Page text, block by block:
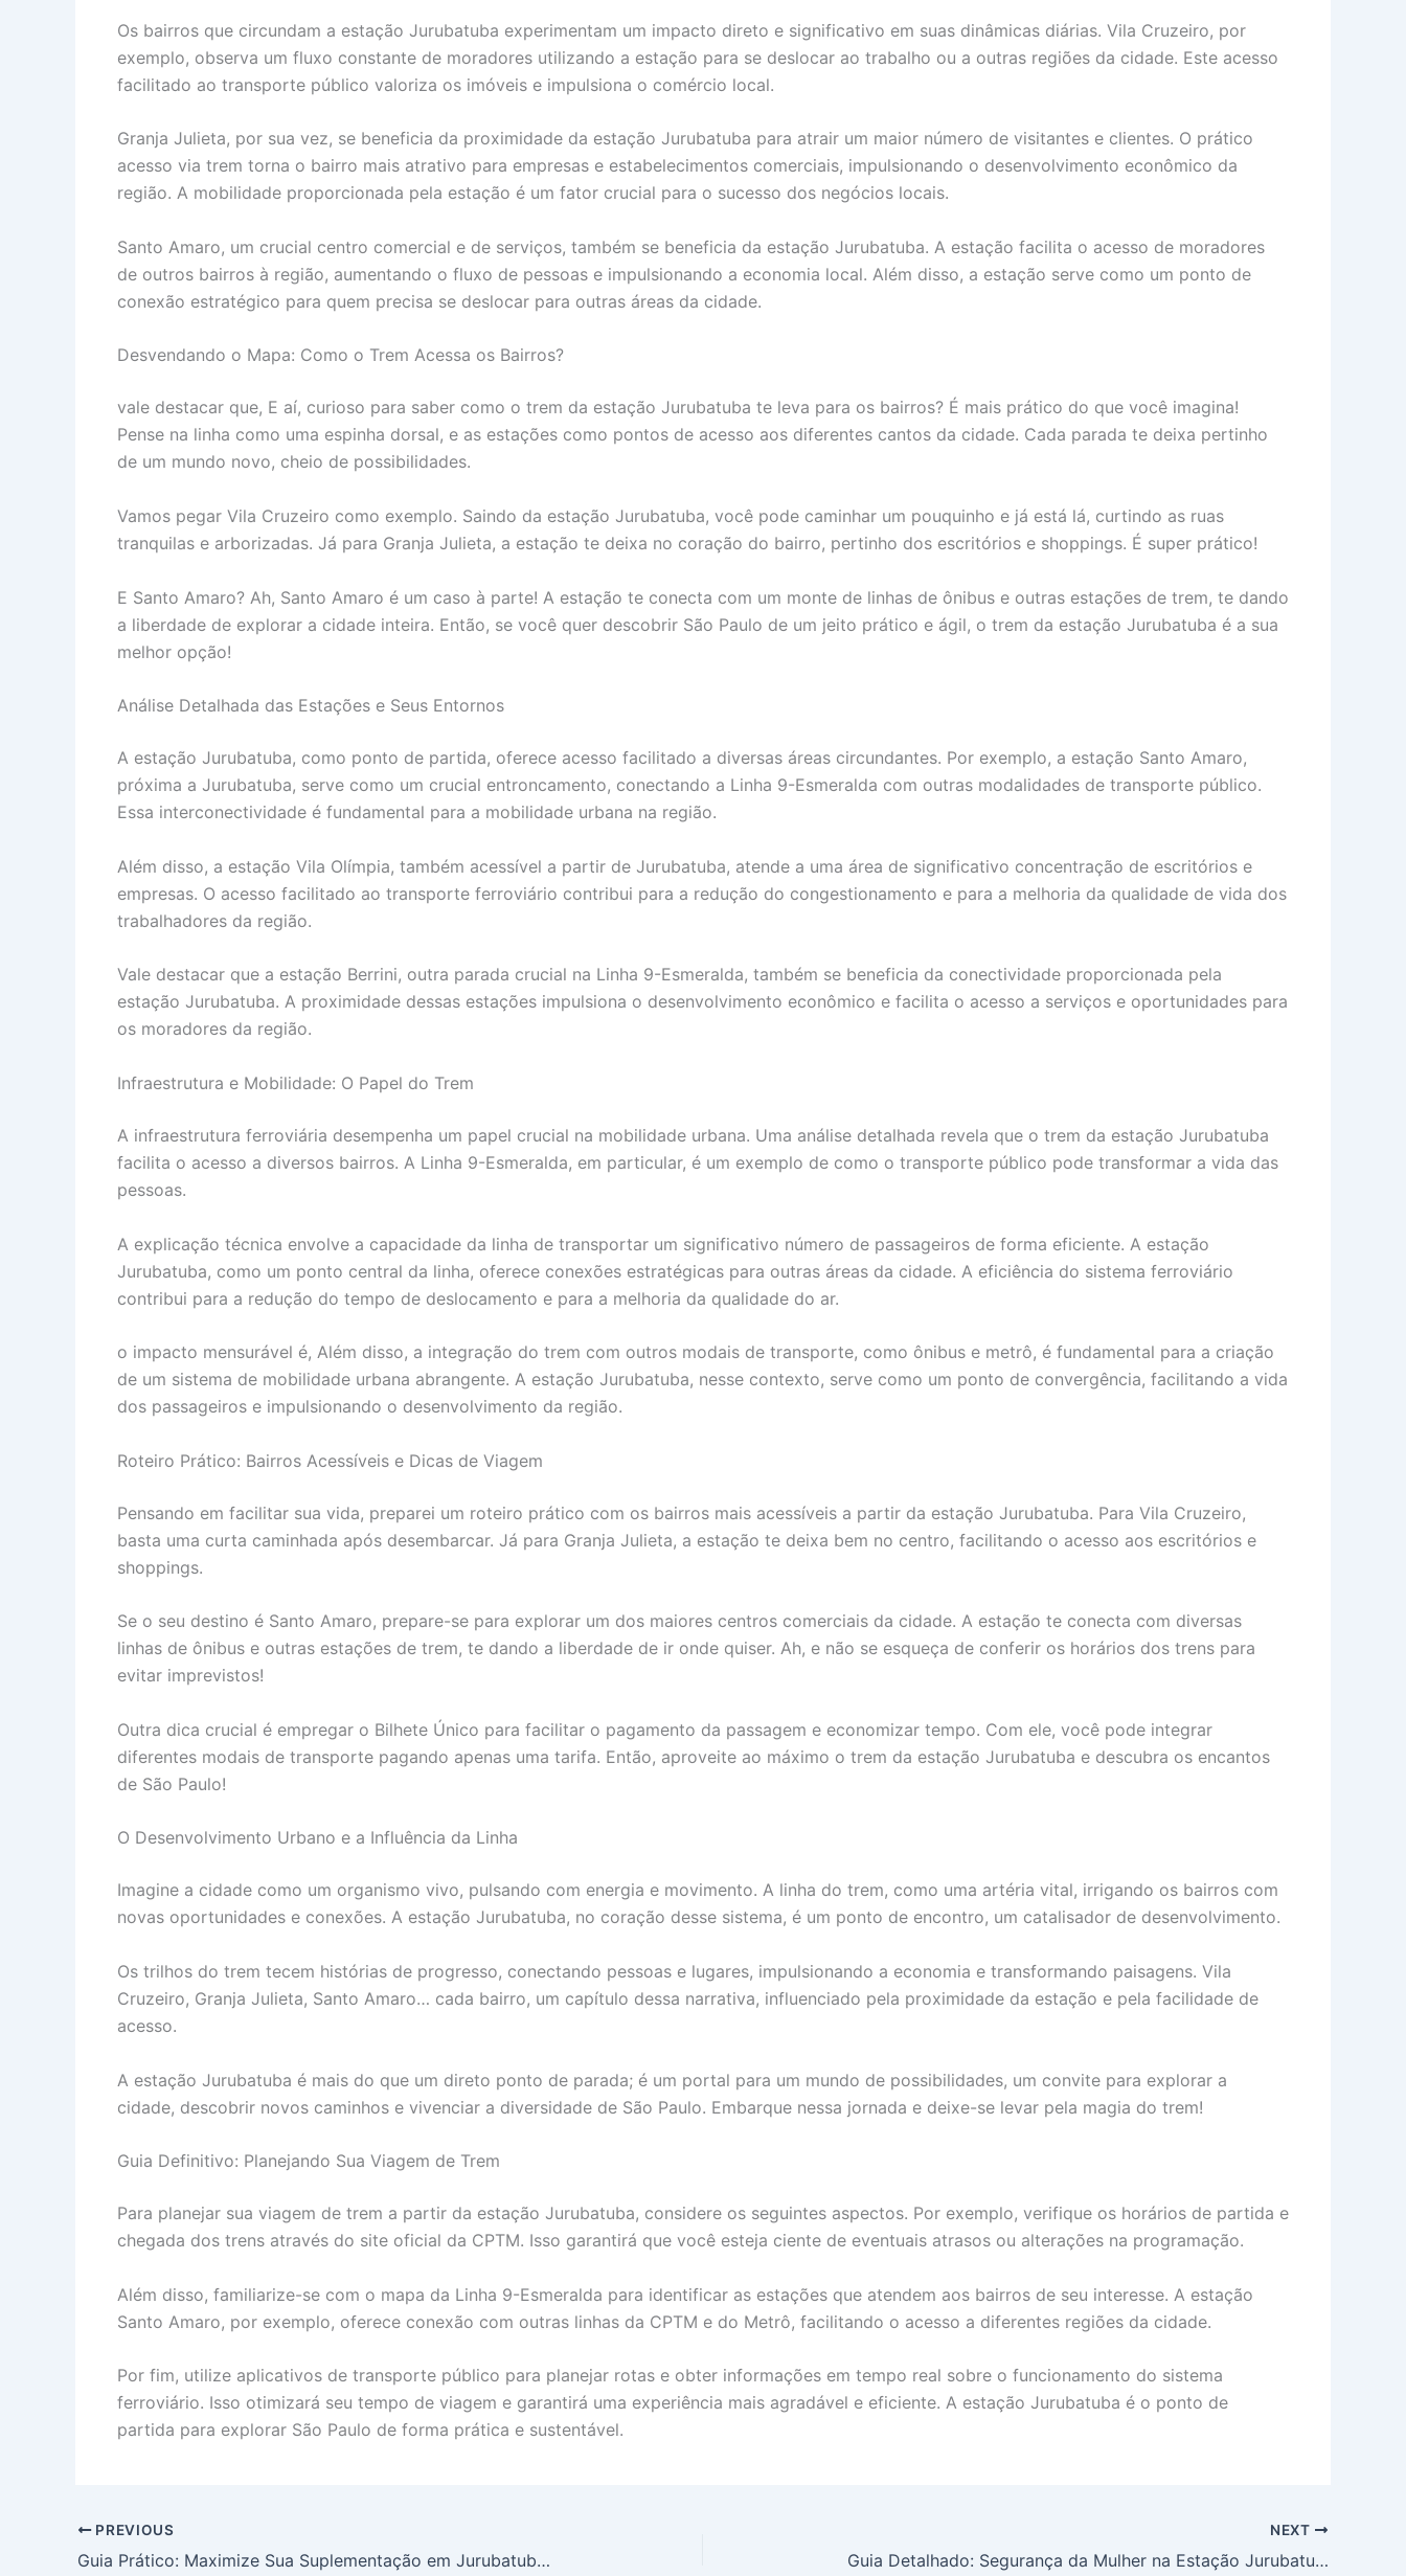
Os bairros que circundam a estação Jurubatuba experimentam um impacto direto e significativo em suas dinâmicas diárias. Vila Cruzeiro, por
exemplo, observa um fluxo constante de moradores utilizando a estação para se deslocar ao trabalho ou a outras regiões da cidade. Este acesso
facilitado ao transporte público valoriza os imóveis e impulsiona o comércio local.
Granja Julieta, por sua vez, se beneficia da proximidade da estação Jurubatuba para atrair um maior número de visitantes e clientes. O prático
acesso via trem torna o bairro mais atrativo para empresas e estabelecimentos comerciais, impulsionando o desenvolvimento econômico da
região. A mobilidade proporcionada pela estação é um fator crucial para o sucesso dos negócios locais.
Santo Amaro, um crucial centro comercial e de serviços, também se beneficia da estação Jurubatuba. A estação facilita o acesso de moradores
de outros bairros à região, aumentando o fluxo de pessoas e impulsionando a economia local. Além disso, a estação serve como um ponto de
conexão estratégico para quem precisa se deslocar para outras áreas da cidade.
Desvendando o Mapa: Como o Trem Acessa os Bairros?
vale destacar que, E aí, curioso para saber como o trem da estação Jurubatuba te leva para os bairros? É mais prático do que você imagina!
Pense na linha como uma espinha dorsal, e as estações como pontos de acesso aos diferentes cantos da cidade. Cada parada te deixa pertinho
de um mundo novo, cheio de possibilidades.
Vamos pegar Vila Cruzeiro como exemplo. Saindo da estação Jurubatuba, você pode caminhar um pouquinho e já está lá, curtindo as ruas
tranquilas e arborizadas. Já para Granja Julieta, a estação te deixa no coração do bairro, pertinho dos escritórios e shoppings. É super prático!
E Santo Amaro? Ah, Santo Amaro é um caso à parte! A estação te conecta com um monte de linhas de ônibus e outras estações de trem, te dando
a liberdade de explorar a cidade inteira. Então, se você quer descobrir São Paulo de um jeito prático e ágil, o trem da estação Jurubatuba é a sua
melhor opção!
Análise Detalhada das Estações e Seus Entornos
A estação Jurubatuba, como ponto de partida, oferece acesso facilitado a diversas áreas circundantes. Por exemplo, a estação Santo Amaro,
próxima a Jurubatuba, serve como um crucial entroncamento, conectando a Linha 9-Esmeralda com outras modalidades de transporte público.
Essa interconectividade é fundamental para a mobilidade urbana na região.
Além disso, a estação Vila Olímpia, também acessível a partir de Jurubatuba, atende a uma área de significativo concentração de escritórios e
empresas. O acesso facilitado ao transporte ferroviário contribui para a redução do congestionamento e para a melhoria da qualidade de vida dos
trabalhadores da região.
Vale destacar que a estação Berrini, outra parada crucial na Linha 9-Esmeralda, também se beneficia da conectividade proporcionada pela
estação Jurubatuba. A proximidade dessas estações impulsiona o desenvolvimento econômico e facilita o acesso a serviços e oportunidades para
os moradores da região.
Infraestrutura e Mobilidade: O Papel do Trem
A infraestrutura ferroviária desempenha um papel crucial na mobilidade urbana. Uma análise detalhada revela que o trem da estação Jurubatuba
facilita o acesso a diversos bairros. A Linha 9-Esmeralda, em particular, é um exemplo de como o transporte público pode transformar a vida das
pessoas.
A explicação técnica envolve a capacidade da linha de transportar um significativo número de passageiros de forma eficiente. A estação
Jurubatuba, como um ponto central da linha, oferece conexões estratégicas para outras áreas da cidade. A eficiência do sistema ferroviário
contribui para a redução do tempo de deslocamento e para a melhoria da qualidade do ar.
o impacto mensurável é, Além disso, a integração do trem com outros modais de transporte, como ônibus e metrô, é fundamental para a criação
de um sistema de mobilidade urbana abrangente. A estação Jurubatuba, nesse contexto, serve como um ponto de convergência, facilitando a vida
dos passageiros e impulsionando o desenvolvimento da região.
Roteiro Prático: Bairros Acessíveis e Dicas de Viagem
Pensando em facilitar sua vida, preparei um roteiro prático com os bairros mais acessíveis a partir da estação Jurubatuba. Para Vila Cruzeiro,
basta uma curta caminhada após desembarcar. Já para Granja Julieta, a estação te deixa bem no centro, facilitando o acesso aos escritórios e
shoppings.
Se o seu destino é Santo Amaro, prepare-se para explorar um dos maiores centros comerciais da cidade. A estação te conecta com diversas
linhas de ônibus e outras estações de trem, te dando a liberdade de ir onde quiser. Ah, e não se esqueça de conferir os horários dos trens para
evitar imprevistos!
Outra dica crucial é empregar o Bilhete Único para facilitar o pagamento da passagem e economizar tempo. Com ele, você pode integrar
diferentes modais de transporte pagando apenas uma tarifa. Então, aproveite ao máximo o trem da estação Jurubatuba e descubra os encantos
de São Paulo!
O Desenvolvimento Urbano e a Influência da Linha
Imagine a cidade como um organismo vivo, pulsando com energia e movimento. A linha do trem, como uma artéria vital, irrigando os bairros com
novas oportunidades e conexões. A estação Jurubatuba, no coração desse sistema, é um ponto de encontro, um catalisador de desenvolvimento.
Os trilhos do trem tecem histórias de progresso, conectando pessoas e lugares, impulsionando a economia e transformando paisagens. Vila
Cruzeiro, Granja Julieta, Santo Amaro… cada bairro, um capítulo dessa narrativa, influenciado pela proximidade da estação e pela facilidade de
acesso.
A estação Jurubatuba é mais do que um direto ponto de parada; é um portal para um mundo de possibilidades, um convite para explorar a
cidade, descobrir novos caminhos e vivenciar a diversidade de São Paulo. Embarque nessa jornada e deixe-se levar pela magia do trem!
Guia Definitivo: Planejando Sua Viagem de Trem
Para planejar sua viagem de trem a partir da estação Jurubatuba, considere os seguintes aspectos. Por exemplo, verifique os horários de partida e
chegada dos trens através do site oficial da CPTM. Isso garantirá que você esteja ciente de eventuais atrasos ou alterações na programação.
Além disso, familiarize-se com o mapa da Linha 9-Esmeralda para identificar as estações que atendem aos bairros de seu interesse. A estação
Santo Amaro, por exemplo, oferece conexão com outras linhas da CPTM e do Metrô, facilitando o acesso a diferentes regiões da cidade.
Por fim, utilize aplicativos de transporte público para planejar rotas e obter informações em tempo real sobre o funcionamento do sistema
ferroviário. Isso otimizará seu tempo de viagem e garantirá uma experiência mais agradável e eficiente. A estação Jurubatuba é o ponto de
partida para explorar São Paulo de forma prática e sustentável.
PREVIOUS
Guia Prático: Maximize Sua Suplementação em Jurubatuba, SP
NEXT
Guia Detalhado: Segurança da Mulher na Estação Jurubatuba